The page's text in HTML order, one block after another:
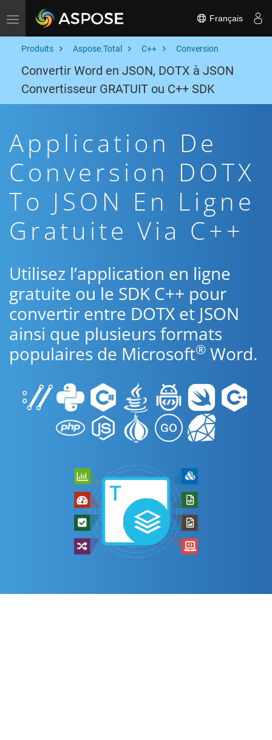
Toggle navigation Français
Produits Aspose.Total C++ Conversion
Convertir Word en JSON, DOTX à JSON
Convertisseur GRATUIT ou C++ SDK
Application De
Conversion DOTX
To JSON En Ligne
Gratuite Via C++
Utilisez l’application en ligne
gratuite ou le SDK C++ pour
convertir entre DOTX et JSON
ainsi que plusieurs formats
populaires de Microsoft® Word.